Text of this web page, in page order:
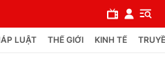
LUẬT THẾ GIỚI KINH TẾ